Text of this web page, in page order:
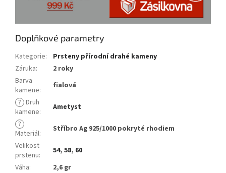
Doplňkové parametry
Kategorie:
Prsteny přírodní drahé kameny
Záruka:
2 roky
Barva
kamene:
fialová
? Druh
kamene:
Ametyst
?
Materiál:
Stříbro Ag 925/1000 pokryté rhodiem
Velikost
prstenu: 54, 58, 60
Váha:
2,6 gr